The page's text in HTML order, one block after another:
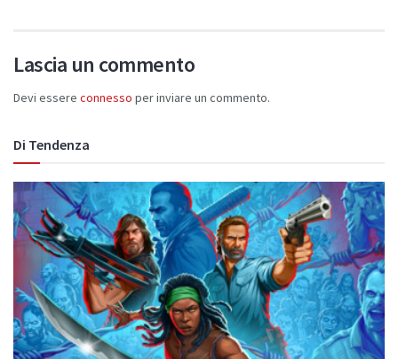
Lascia un commento
Devi essere connesso per inviare un commento.
Di Tendenza